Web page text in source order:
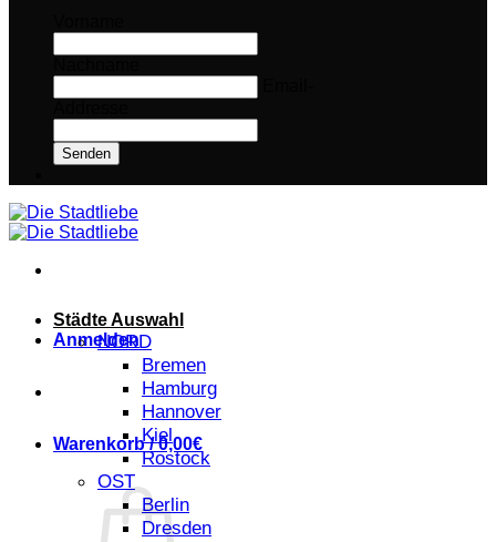
Senden
Anmelden
Warenkorb /0,00€
Städte Auswahl
NORD
Bremen
Hamburg
Hannover
Kiel
Rostock
OST
Berlin
Dresden